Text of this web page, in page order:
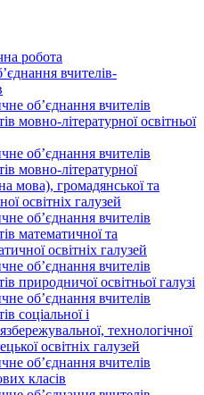
робота
вчителів-
об’єднання вчителів
мовно-літературної освітньої
об’єднання вчителів
мовно-літературної
мова), громадянської та
освітніх галузей
об’єднання вчителів
математичної та
освітніх галузей
об’єднання вчителів
природничої освітньої галузі
об’єднання вчителів
соціальної і
технологічної
освітніх галузей
об’єднання вчителів
класів